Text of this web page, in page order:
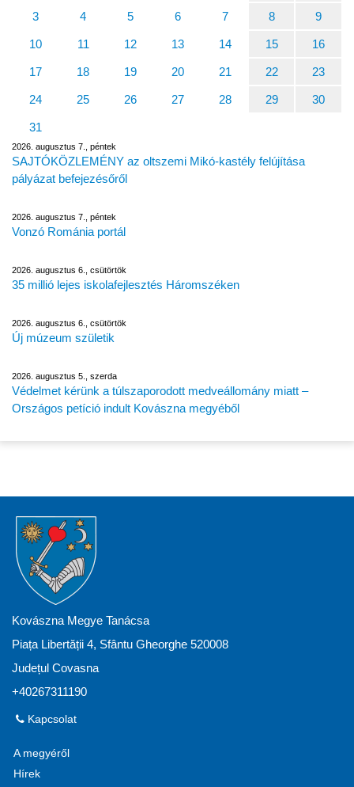
3 4 5 6 7 8 9
10 11 12 13 14 15 16
17 18 19 20 21 22 23
24 25 26 27 28 29 30
31
2026. augusztus 7., péntek
SAJTÓKÖZLEMÉNY az oltszemi Mikó-kastély felújítása
pályázat befejezésőről
2026. augusztus 7., péntek
Vonzó Románia portál
2026. augusztus 6., csütörtök
35 millió lejes iskolafejlesztés Háromszéken
2026. augusztus 6., csütörtök
Új múzeum születik
2026. augusztus 5., szerda
Védelmet kérünk a túlszaporodott medveállomány miatt –
Országos petíció indult Kovászna megyéből
Kovászna Megye Tanácsa
Piața Libertății 4, Sfântu Gheorghe 520008
Județul Covasna
+40267311190
Kapcsolat
A megyéről
Hírek